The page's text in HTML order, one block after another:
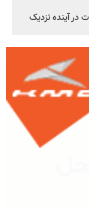
در آینده نزدیک